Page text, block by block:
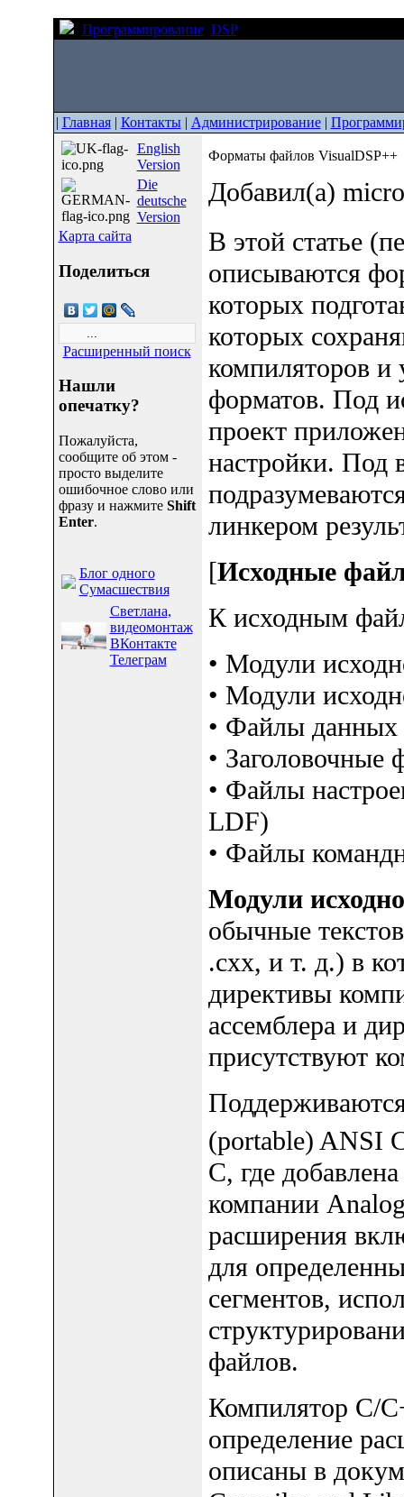
Программирование DSP
| Главная| Контакты| Администрирование|
English
Version
Die
deutsche
Version
Карта сайта
Поделиться
Расширенный поиск
Нашли
опечатку?
Пожалуйста,
сообщите об этом -
просто выделите
ошибочное слово или
фразу и нажмите Shift
Enter.
Блог одного
Сумасшествия
Светлана,
видеомонтаж
ВКонтакте
Телеграм
Форматы файлов VisualDSP++
Добавил(а)
В этой статье
описываются
которых
которых
компиляторов и
форматов. Под
проект
настройки.
линкером
[Исходные
К исходным
• Модули
• Модули
• Файлы данных
• Заголовочные
• Файлы
LDF)
• Файлы
Модули
обычные
.cxx, и т. д.) в
директивы
ассемблера и
присутствуют
(portable) ANSI
C, где
компании
расширения
для
сегментов,
файлов.
Компилятор C/
определение
описаны в